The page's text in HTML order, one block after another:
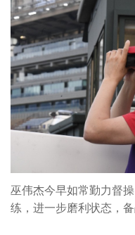
巫伟杰今早如常勤力督
练，进一步磨利状态，备